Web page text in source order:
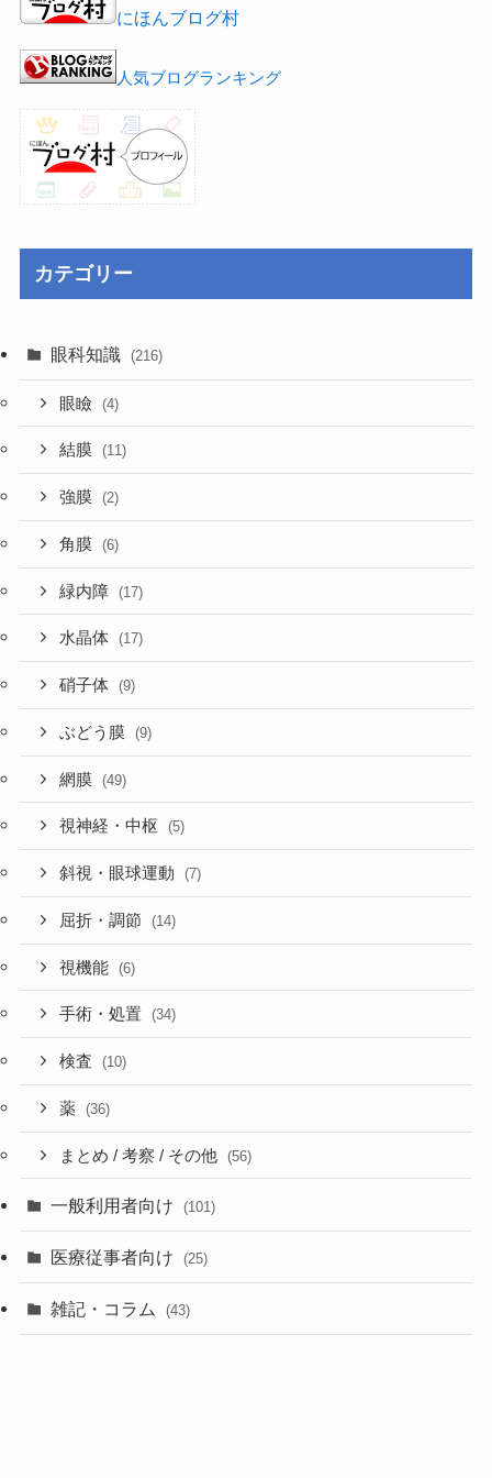
にほんブログ村
人気ブログランキング
カテゴリー
眼科知識 (216)
眼瞼 (4)
結膜 (11)
強膜 (2)
角膜 (6)
緑内障 (17)
水晶体 (17)
硝子体 (9)
ぶどう膜 (9)
網膜 (49)
視神経・中枢 (5)
斜視・眼球運動 (7)
屈折・調節 (14)
視機能 (6)
手術・処置 (34)
検査 (10)
薬 (36)
まとめ / 考察 / その他 (56)
一般利用者向け (101)
医療従事者向け (25)
雑記・コラム (43)